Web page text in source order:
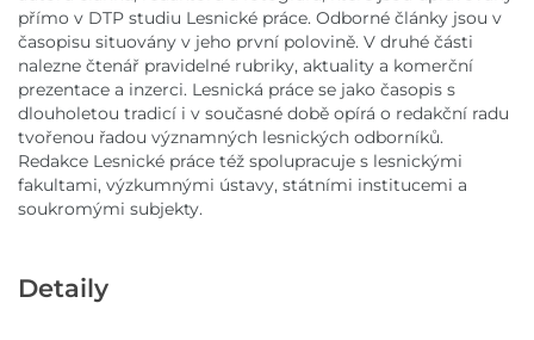
přímo v DTP studiu Lesnické práce. Odborné články jsou v
časopisu situovány v jeho první polovině. V druhé části
nalezne čtenář pravidelné rubriky, aktuality a komerční
prezentace a inzerci. Lesnická práce se jako časopis s
dlouholetou tradicí i v současné době opírá o redakční radu
tvořenou řadou významných lesnických odborníků.
Redakce Lesnické práce též spolupracuje s lesnickými
fakultami, výzkumnými ústavy, státními institucemi a
soukromými subjekty.
Detaily